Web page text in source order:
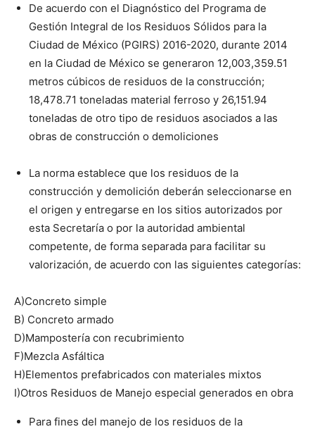
De acuerdo con el Diagnóstico del Programa de
Gestión Integral de los Residuos Sólidos para la
Ciudad de México (PGIRS) 2016-2020, durante 2014
en la Ciudad de México se generaron 12,003,359.51
metros cúbicos de residuos de la construcción;
18,478.71 toneladas material ferroso y 26,151.94
toneladas de otro tipo de residuos asociados a las
obras de construcción o demoliciones
La norma establece que los residuos de la
construcción y demolición deberán seleccionarse en
el origen y entregarse en los sitios autorizados por
esta Secretaría o por la autoridad ambiental
competente, de forma separada para facilitar su
valorización, de acuerdo con las siguientes categorías:
A)Concreto simple
B) Concreto armado
D)Mampostería con recubrimiento
F)Mezcla Asfáltica
H)Elementos prefabricados con materiales mixtos
I)Otros Residuos de Manejo especial generados en obra
Para fines del manejo de los residuos de la